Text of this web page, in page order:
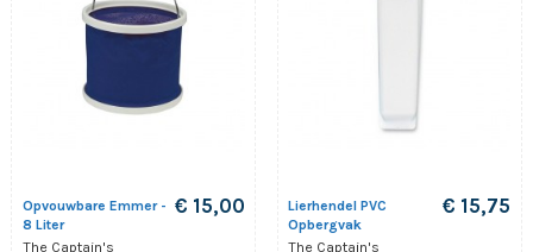
Opvouwbare Emmer -
8 Liter
The Captain's
€ 15,00
Lierhendel PVC
Opbergvak
The Captain's
€ 15,75